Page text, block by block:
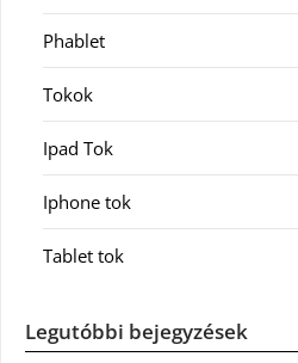
Phablet
Tokok
Ipad Tok
Iphone tok
Tablet tok
Legutóbbi bejegyzések